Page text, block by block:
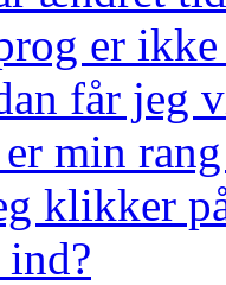
er
får jeg
min
klikker